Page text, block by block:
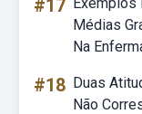
#17
Médias
Na
#18 Duas
Não